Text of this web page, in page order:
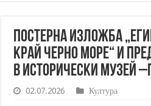
Постерна изложба
край Черно море“ и
в Исторически музей
02.07.2026 Култура